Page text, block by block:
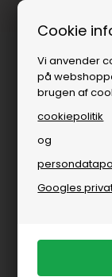
Cookie
Vi anvender
på
brugen af
cookiepolitik
og
Googles